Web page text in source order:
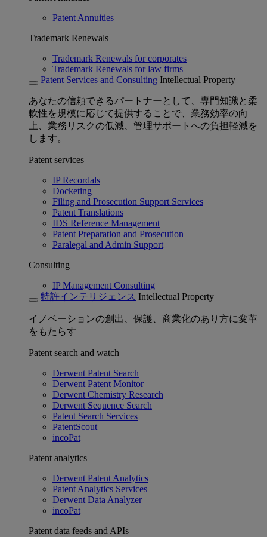
Patent Annuities
Trademark Renewals
Trademark Renewals for corporates
Trademark Renewals for law firms
Patent Services and Consulting Intellectual Property
あなたの信頼できるパートナーとして、専門知識と柔
軟性を規模に応じて提供することで、業務効率の向
上、業務リスクの低減、管理サポートへの負担軽減を
します。
Patent services
IP Recordals
Docketing
Filing and Prosecution Support Services
Patent Translations
IDS Reference Management
Patent Preparation and Prosecution
Paralegal and Admin Support
Consulting
IP Management Consulting
特許インテリジェンス Intellectual Property
イノベーションの創出、保護、商業化のあり方に変革
をもたらす
Patent search and watch
Derwent Patent Search
Derwent Patent Monitor
Derwent Chemistry Research
Derwent Sequence Search
Patent Search Services
PatentScout
incoPat
Patent analytics
Derwent Patent Analytics
Patent Analytics Services
Derwent Data Analyzer
incoPat
Patent data feeds and APIs